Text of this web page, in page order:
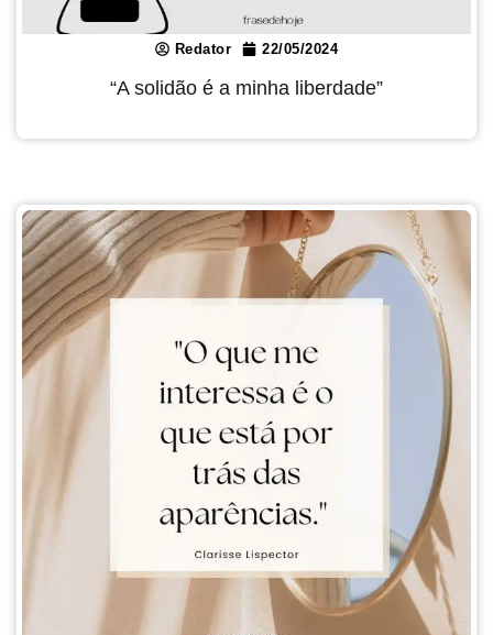
Redator 22/05/2024
“A solidão é a minha liberdade”